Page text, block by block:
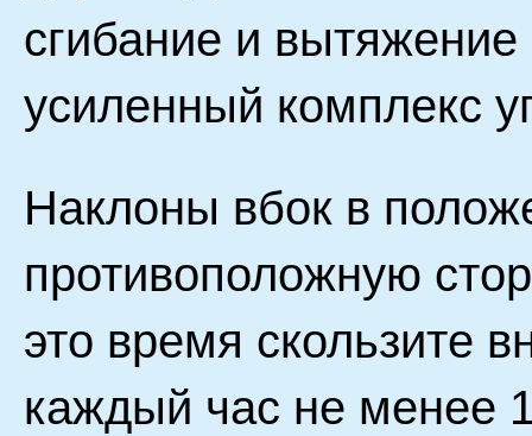
сгибание и
усиленный комплекс
Наклоны вбок в
противоположную
это время скользите
каждый час не менее